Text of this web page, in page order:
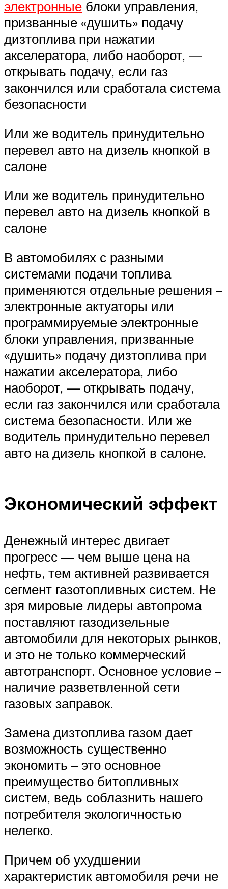
электронные блоки управления,
призванные «душить» подачу
дизтоплива при нажатии
акселератора, либо наоборот, —
открывать подачу, если газ
закончился или сработала система
безопасности
Или же водитель принудительно
перевел авто на дизель кнопкой в
салоне
Или же водитель принудительно
перевел авто на дизель кнопкой в
салоне
В автомобилях с разными
системами подачи топлива
применяются отдельные решения –
электронные актуаторы или
программируемые электронные
блоки управления, призванные
«душить» подачу дизтоплива при
нажатии акселератора, либо
наоборот, — открывать подачу,
если газ закончился или сработала
система безопасности. Или же
водитель принудительно перевел
авто на дизель кнопкой в салоне.
Экономический эффект
Денежный интерес двигает
прогресс — чем выше цена на
нефть, тем активней развивается
сегмент газотопливных систем. Не
зря мировые лидеры автопрома
поставляют газодизельные
автомобили для некоторых рынков,
и это не только коммерческий
автотранспорт. Основное условие –
наличие разветвленной сети
газовых заправок.
Замена дизтоплива газом дает
возможность существенно
экономить – это основное
преимущество битопливных
систем, ведь соблазнить нашего
потребителя экологичностью
нелегко.
Причем об ухудшении
характеристик автомобиля речи не